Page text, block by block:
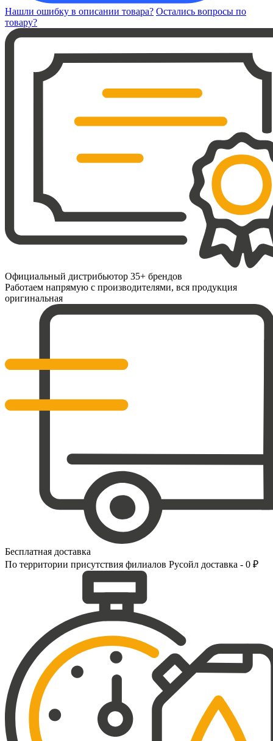
Нашли ошибку в описании товара? Остались вопросы по
товару?
Официальный дистрибьютор 35+ брендов
Работаем напрямую с производителями, вся продукция
оригинальная
Бесплатная доставка
По территории присутствия филиалов Русойл доставка - 0 ₽